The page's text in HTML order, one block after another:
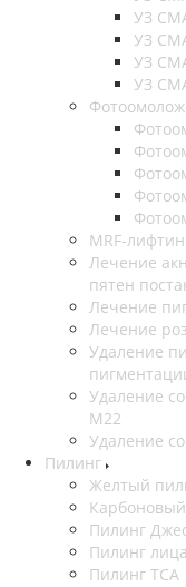
УЗ
УЗ
УЗ
УЗ
MRF-
Лечение
пятен
Лечение
Лечение
Удаление
Удаление
М22
Удаление
Пилинг
Желтый
Пилинг
Пилинг лица
Пилинг ТСА